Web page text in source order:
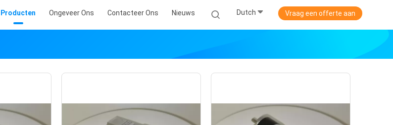
Producten Ongeveer Ons Contacteer Ons Nieuws Dutch Vraag een offerte aan